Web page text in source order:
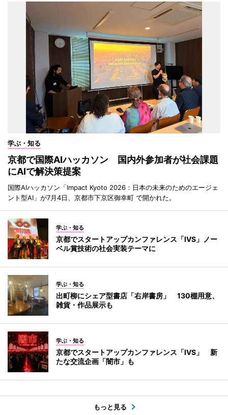
学ぶ・知る
京都で国際AIハッカソン 国内外参加者が社会課題
にAIで解決策提案
国際AIハッカソン「Impact Kyoto 2026：日本の未来のためのエージェ
ント型AI」が7月4日、京都市下京区御幸町 で開かれた。
学ぶ・知る
京都でスタートアップカンファレンス「IVS」ノー
ベル賞技術の社会実装テーマに
学ぶ・知る
出町柳にシェア型書店「右岸書房」 130棚用意、
雑貨・作品展示も
学ぶ・知る
京都でスタートアップカンファレンス「IVS」 新
たな交流企画「闇市」も
もっと見る